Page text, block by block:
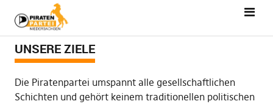
UNSERE ZIELE
Die Piratenpartei umspannt alle gesellschaftlichen
Schichten und gehört keinem traditionellen politischen